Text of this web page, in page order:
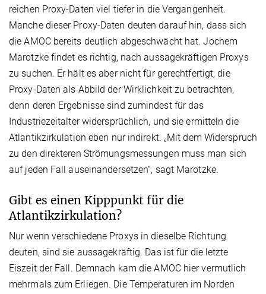
reichen Proxy-Daten viel tiefer in die Vergangenheit.
Manche dieser Proxy-Daten deuten darauf hin, dass sich
die AMOC bereits deutlich abgeschwächt hat. Jochem
Marotzke findet es richtig, nach aussagekräftigen Proxys
zu suchen. Er hält es aber nicht für gerechtfertigt, die
Proxy-Daten als Abbild der Wirklichkeit zu betrachten,
denn deren Ergebnisse sind zumindest für das
Industriezeitalter widersprüchlich, und sie ermitteln die
Atlantikzirkulation eben nur indirekt. „Mit dem Widerspruch
zu den direkteren Strömungsmessungen muss man sich
auf jeden Fall auseinandersetzen“, sagt Marotzke.
Gibt es einen Kipppunkt für die
Atlantikzirkulation?
Nur wenn verschiedene Proxys in dieselbe Richtung
deuten, sind sie aussagekräftig. Das ist für die letzte
Eiszeit der Fall. Demnach kam die AMOC hier vermutlich
mehrmals zum Erliegen. Die Temperaturen im Norden